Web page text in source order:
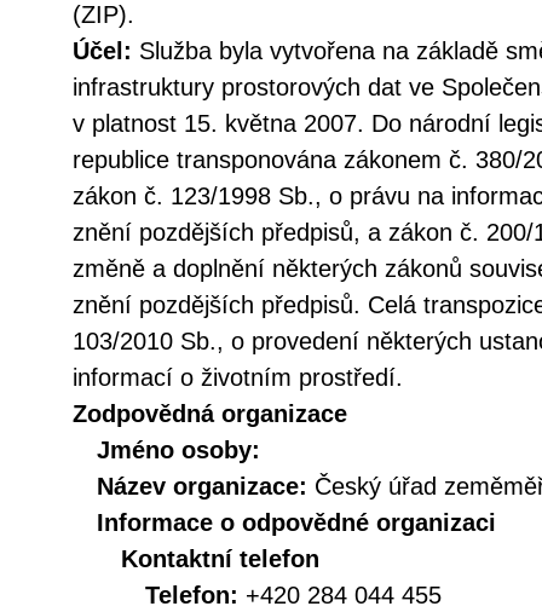
(ZIP).
Účel: Služba byla vytvořena na základě
infrastruktury prostorových dat ve
v platnost 15. května 2007. Do národní
republice transponována zákonem č. 380/
zákon č. 123/1998 Sb., o právu na
znění pozdějších předpisů, a zákon č.
změně a doplnění některých zákonů
znění pozdějších předpisů. Celá
103/2010 Sb., o provedení některých
informací o životním prostředí.
Zodpovědná organizace
Jméno osoby:
Název organizace: Český úřad
Informace o odpovědné organizaci
Kontaktní telefon
Telefon: +420 284 044 455